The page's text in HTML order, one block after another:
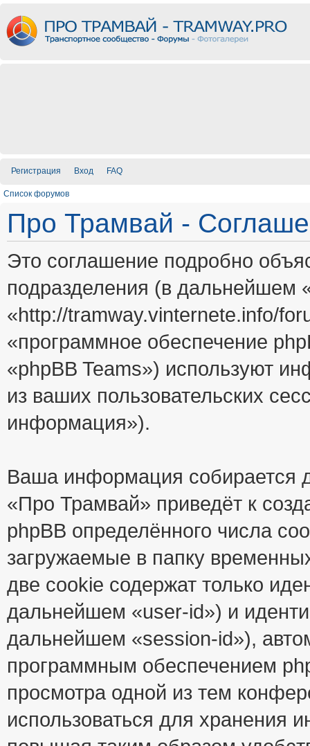
Регистрация Вход FAQ
Список форумов
Про Трамвай -
Это соглашение подробно
подразделения (в
«http://tramway.vinternete.info/
«программное обеспечение
«phpBB Teams») используют
из ваших пользовательских
информация»).
Ваша информация собирается
«Про Трамвай» приведёт к
phpBB определённого числа
загружаемые в папку
две cookie содержат только
дальнейшем «user-id») и
дальнейшем «session-id»),
программным обеспечением
просмотра одной из тем
использоваться для хранения